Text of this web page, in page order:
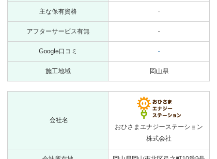
主な保有資格 -
アフターサービス有無 -
Google口コミ -
施工地域 岡山県
会社名
おひさまエナジーステーション
株式会社